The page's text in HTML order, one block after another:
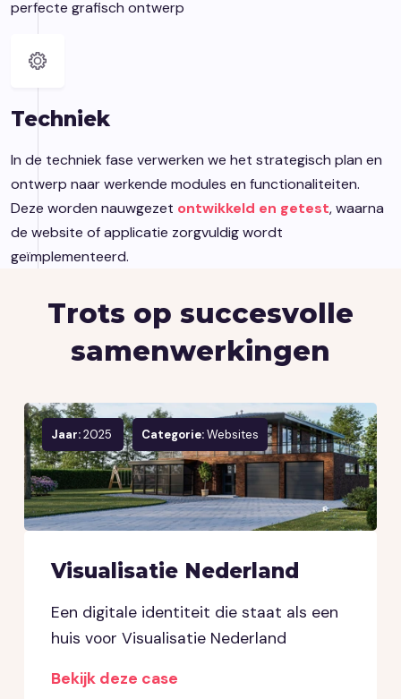
perfecte grafisch ontwerp
Techniek
In de techniek fase verwerken we het strategisch plan en
ontwerp naar werkende modules en functionaliteiten.
Deze worden nauwgezet ontwikkeld en getest, waarna
de website of applicatie zorgvuldig wordt
geïmplementeerd.
Trots op succesvolle
samenwerkingen
Jaar:2025 Categorie:Websites
Visualisatie Nederland
Een digitale identiteit die staat als een
huis voor Visualisatie Nederland
Bekijk deze case